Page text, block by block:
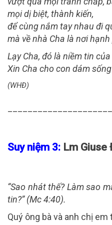
mọi dị biệt, thành kiến,
để cùng nắm tay nhau đi
mà về nhà Cha là nơi
Lạy Cha, đó là niềm tin
Xin Cha cho con dám
(WHĐ)
Suy niệm 3: Lm Giuse
“Sao nhát thế? Làm sao
tin?” (Mc 4:40).
Quý ông bà và anh chị em